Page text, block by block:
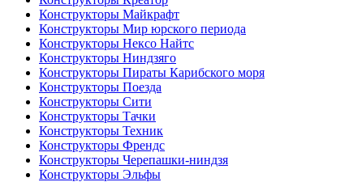
Конструкторы Майкрафт
Конструкторы Мир юрского периода
Конструкторы Нексо Найтс
Конструкторы Ниндзяго
Конструкторы Пираты Карибского моря
Конструкторы Поезда
Конструкторы Сити
Конструкторы Тачки
Конструкторы Техник
Конструкторы Френдс
Конструкторы Черепашки-ниндзя
Конструкторы Эльфы